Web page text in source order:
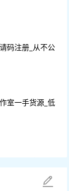
码注册_从不公
室一手货源_低